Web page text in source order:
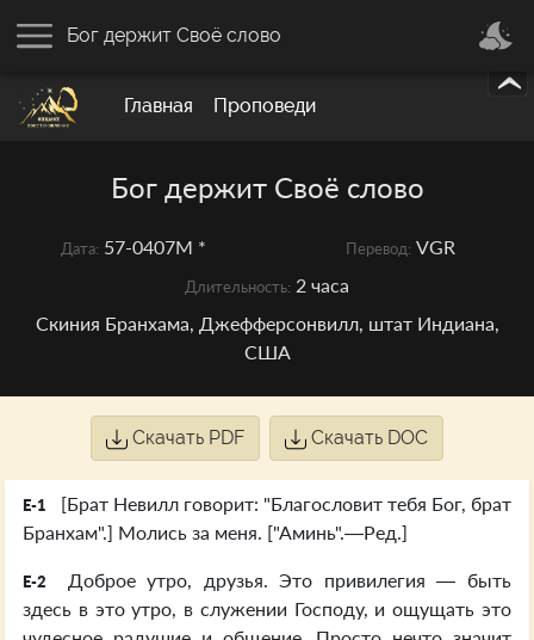
Главная Проповеди
Бог держит Своё слово
Бог держит Своё слово
Дата: 57-0407M * Перевод: VGR
Длительность: 2 часа
Скиния Бранхама, Джефферсонвилл, штат Индиана,
США
Скачать PDF Скачать DOC
E-1
[Брат Невилл говорит: "Благословит тебя Бог, брат
Бранхам".] Молись за меня. ["Аминь".—Ред.]
E-2
Доброе утро, друзья. Это привилегия — быть
здесь в это утро, в служении Господу, и ощущать это